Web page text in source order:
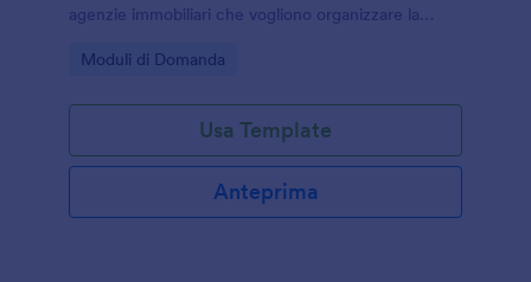
agenzie immobiliari che vogliono organizzare la
Jotform.
Go to Category:
Moduli di Domanda
Usa Template
Anteprima